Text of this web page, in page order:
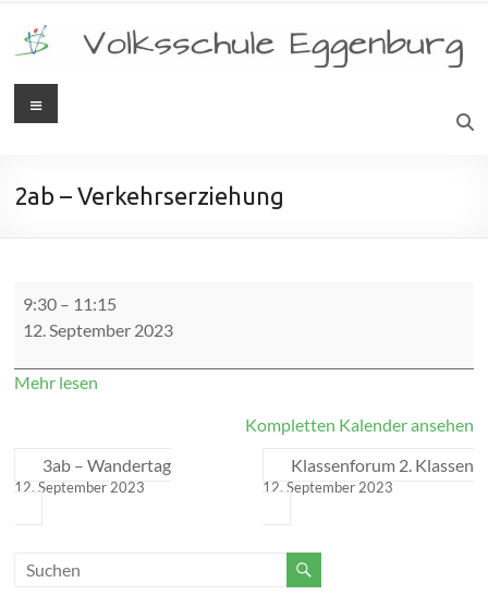
Inhalt
springen
Volksschule
Menü
2ab – Verkehrserziehung
Verkehrserziehung
9:30 – 11:15
12. September 2023
Mehr lesen
Kompletten Kalender ansehen
3ab – Wandertag
12. September 2023
Klassenforum 2. Klassen
12. September 2023